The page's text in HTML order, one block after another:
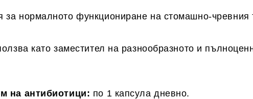
за нормалното функциониране на стомашно-
като заместител на разнообразното и
на антибиотици: по 1 капсула дневно.